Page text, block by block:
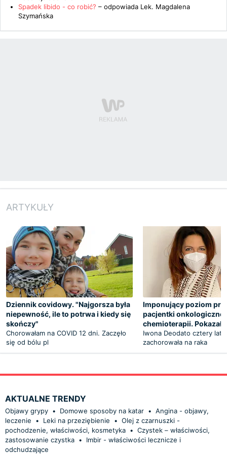
Spadek libido - co robić? – odpowiada Lek. Magdalena
Szymańska
ARTYKUŁY
Dziennik covidowy. "Najgorsza była
niepewność, ile to potrwa i kiedy się
skończy"
Chorowałam na COVID 12 dni. Zaczęło
się od bólu pl
Imponujący poziom
pacjentki
chemioterapii.
Iwona Deodato cztery
zachorowała na raka
AKTUALNE TRENDY
Objawy grypy • Domowe sposoby na katar • Angina - objawy,
leczenie
• Leki na przeziębienie • Olej z czarnuszki -
pochodzenie, właściwości, kosmetyka • Czystek – właściwości,
zastosowanie czystka •
Imbir - właściwości lecznicze i
odchudzające